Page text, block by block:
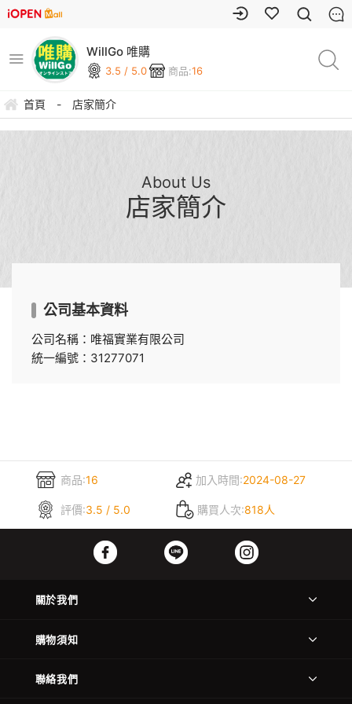
WillGo 唯購
3.5 / 5.0 商品:16
首頁 - 店家簡介
About Us
店家簡介
公司基本資料
公司名稱：唯福實業有限公司
統一編號：31277071
商品:16 加入時間:2024-08-27
評價:3.5 / 5.0 購買人次:818人
關於我們
購物須知
聯絡我們